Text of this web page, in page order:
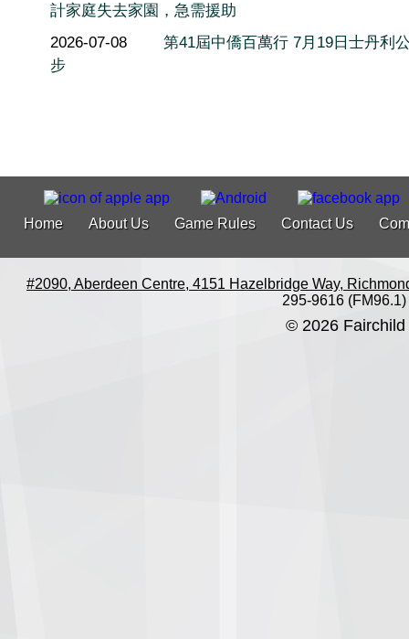
計家庭失去家園，急需援助
2026-07-08
第41屆中僑百萬行 7月19日士丹利
步
Home About Us Game Rules Contact Us
#2090, Aberdeen Centre, 4151 Hazelbridge Way,
295-9616 (FM96.1)
© 2026 Fairchild